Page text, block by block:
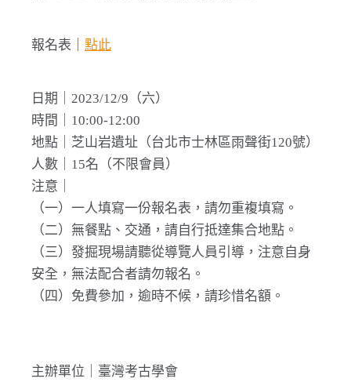
報名表｜ 點此
日期｜2023/12/9（六）
時間｜10:00-12:00
地點｜芝山岩遺址（台北市士林區雨聲街120號）
人數｜15名（不限會員）
注意｜
（一）一人填寫一份報名表，請勿重複填寫。
（二）無餐點、交通，請自行抵達集合地點。
（三）發掘現場請聽從導覽人員引導，注意自身
安全，無法配合者請勿報名。
（四）免費參加，逾時不候，請珍惜名額。
主辦單位｜臺灣考古學會